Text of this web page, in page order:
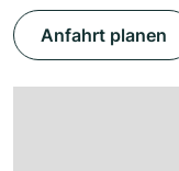
Anfahrt planen